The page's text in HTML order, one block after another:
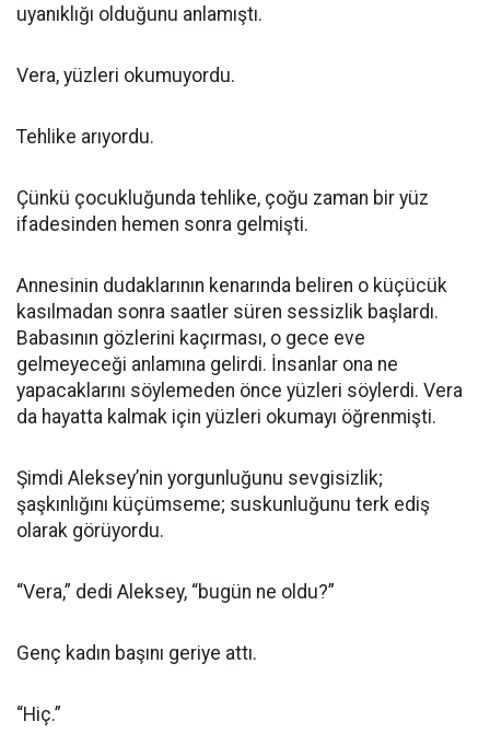
uyanıklığı olduğunu anlamıştı.
Vera, yüzleri okumuyordu.
Tehlike arıyordu.
Çünkü çocukluğunda tehlike, çoğu zaman bir yüz
ifadesinden hemen sonra gelmişti.
Annesinin dudaklarının kenarında beliren o küçücük
kasılmadan sonra saatler süren sessizlik başlardı.
Babasının gözlerini kaçırması, o gece eve
gelmeyeceği anlamına gelirdi. İnsanlar ona ne
yapacaklarını söylemeden önce yüzleri söylerdi. Vera
da hayatta kalmak için yüzleri okumayı öğrenmişti.
Şimdi Aleksey’nin yorgunluğunu sevgisizlik;
şaşkınlığını küçümseme; suskunluğunu terk ediş
olarak görüyordu.
“Vera,” dedi Aleksey, “bugün ne oldu?”
Genç kadın başını geriye attı.
“Hiç.”